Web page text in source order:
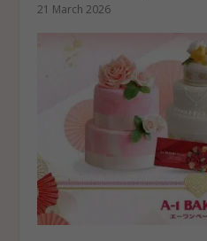
21 March 2026